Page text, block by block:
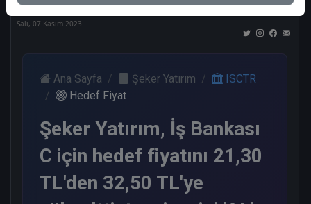
Salı, 07 Kasım 2023
Ana Sayfa Şeker Yatırım
ISCTR
Hedef Fiyat
Şeker Yatırım, İş Bankası
C için hedef fiyatını 21,30
TL'den 32,50 TL'ye